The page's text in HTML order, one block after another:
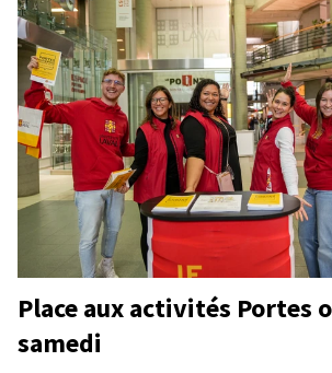
Place aux activités Portes
samedi